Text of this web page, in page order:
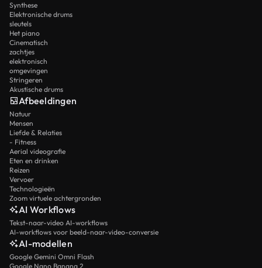
Synthese
Elektronische drums
sleutels
Het piano
Cinematisch
zachtjes
elektronisch
omgevingen
Stringeren
Akustische drums
Afbeeldingen
Natuur
Mensen
Liefde & Relaties
- Fitness
Aerial videografie
Eten en drinken
Reizen
Vervoer
Technologieën
Zoom virtuele achtergronden
AI Workflows
Tekst-naar-video AI-workflows
AI-workflows voor beeld-naar-video-conversie
AI-modellen
Google Gemini Omni Flash
Google Nano Banana 2